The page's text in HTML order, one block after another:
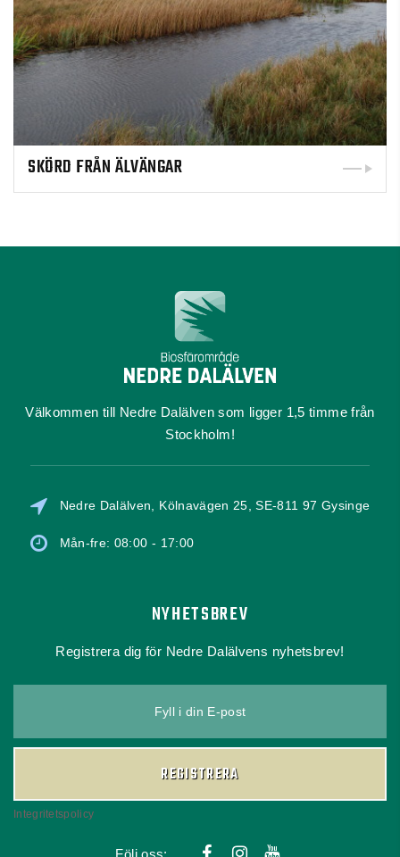
SKÖRD FRÅN ÄLVÄNGAR
Välkommen till Nedre Dalälven som ligger 1,5 timme från
Stockholm!
Nedre Dalälven, Kölnavägen 25, SE-811 97 Gysinge
Mån-fre: 08:00 - 17:00
NYHETSBREV
Registrera dig för Nedre Dalälvens nyhetsbrev!
Fyll i din E-post
REGISTRERA
Integritetspolicy
Följ oss: